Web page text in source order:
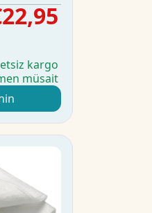
kargo
müsait